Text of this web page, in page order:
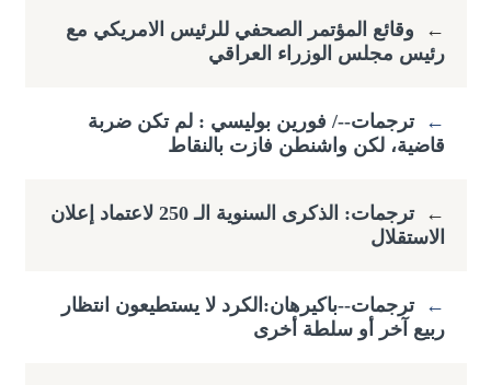
←
وقائع المؤتمر الصحفي للرئيس الامريكي مع
رئيس مجلس الوزراء العراقي
← ترجمات--/ فورين بوليسي : لم تكن ضربة
قاضية، لكن واشنطن فازت بالنقاط
←
ترجمات: الذكرى السنوية الـ 250 لاعتماد إعلان
الاستقلال
← ترجمات--باكيرهان:الكرد لا يستطيعون انتظار
ربيع آخر أو سلطة أخرى